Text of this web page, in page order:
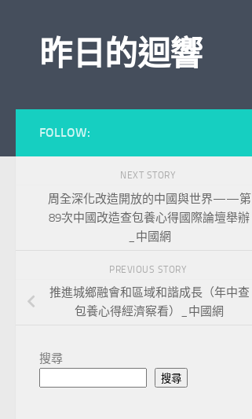
昨日的迴響
FOLLOW:
NEXT STORY
周全深化改造開放的中國與世界——第
89次中國改造查包養心得國際論壇舉辦
_中國網
PREVIOUS STORY
推進城鄉融會和區域和諧成長（年中查
包養心得經濟察看）_中國網
搜尋
搜尋